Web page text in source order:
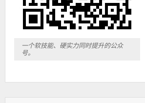
一个软技能、硬实力同时提升的公众
号。